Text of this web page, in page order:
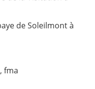
de Soleilmont à
fma